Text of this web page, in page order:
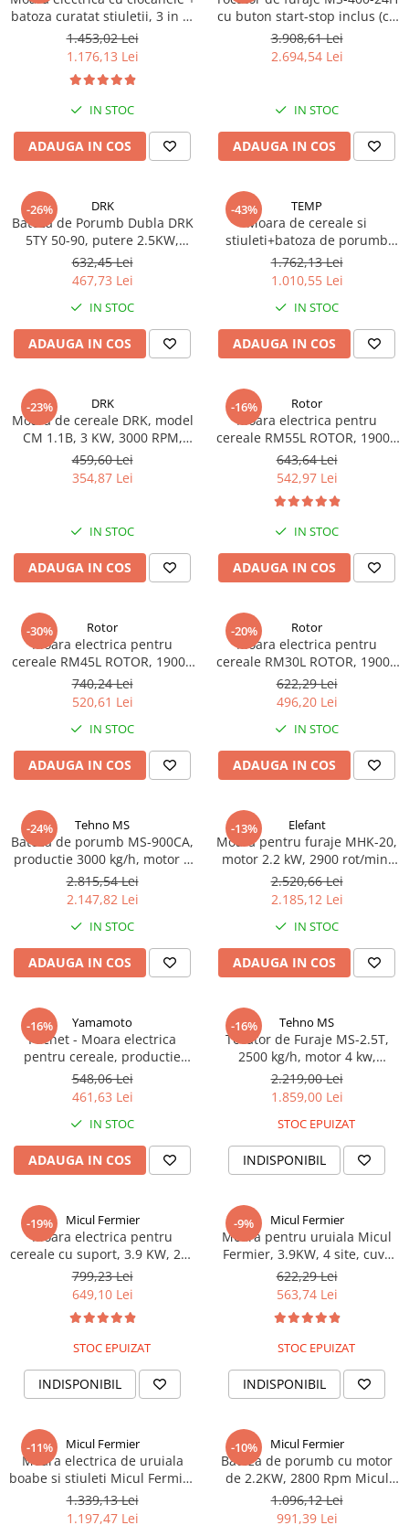
batoza curatat stiuletii, 3 in 1,
Micul Fermier GF-0891-S001-
G01
1.453,02 Lei
1.176,13 Lei
IN STOC
ADAUGA IN COS
cu buton start-stop inclus (cu
motor)
3.908,61 Lei
2.694,54 Lei
IN STOC
ADAUGA IN COS
-26% DRK
Batoza de Porumb Dubla DRK
5TY 50-90, putere 2.5KW,
productie 500kg/h
632,45 Lei
467,73 Lei
IN STOC
ADAUGA IN COS
-43% TEMP
Moara de cereale si
stiuleti+batoza de porumb
TEMP-8, 2500 W, 500 Kg/H
1.762,13 Lei
1.010,55 Lei
IN STOC
ADAUGA IN COS
-23% DRK
Moara de cereale DRK, model
CM 1.1B, 3 KW, 3000 RPM,
300Kg/h
459,60 Lei
354,87 Lei
IN STOC
ADAUGA IN COS
-16% Rotor
Moara electrica pentru
cereale RM55L ROTOR, 19000
rot/min, putere 1500 W,
capacitate 55 L
643,64 Lei
542,97 Lei
IN STOC
ADAUGA IN COS
-30% Rotor
Moara electrica pentru
cereale RM45L ROTOR, 19000
rot/min, putere 1300 W, 45L
740,24 Lei
520,61 Lei
IN STOC
ADAUGA IN COS
-20% Rotor
Moara electrica pentru
cereale RM30L ROTOR, 19000
rot/min, putere 1200 W, 30 L
622,29 Lei
496,20 Lei
IN STOC
ADAUGA IN COS
-24% Tehno MS
Batoza de porumb MS-900CA,
productie 3000 kg/h, motor 3
KW, #45802
2.815,54 Lei
2.147,82 Lei
IN STOC
ADAUGA IN COS
-13% Elefant
Moara pentru furaje MHK-20,
motor 2.2 kW, 2900 rot/min,
productie 600 kg/h, ELEFANT
2.520,66 Lei
2.185,12 Lei
IN STOC
ADAUGA IN COS
-16% Yamamoto
Pachet - Moara electrica
pentru cereale, productie
240kg/h, 3.9 kW, YAMAMOTO
YM3900 + 12 site
548,06 Lei
461,63 Lei
IN STOC
ADAUGA IN COS
-16% Tehno MS
Tocator de Furaje MS-2.5T,
2500 kg/h, motor 4 kw,
Alimentare 220V
2.219,00 Lei
1.859,00 Lei
STOC EPUIZAT
INDISPONIBIL
-19% Micul Fermier
Moara electrica pentru
cereale cu suport, 3.9 KW, 270
kg/ora, cuva mare 10 kg, sac,
20 ciocanele, buton, GF-0063-
S001- G02
799,23 Lei
649,10 Lei
STOC EPUIZAT
INDISPONIBIL
-9% Micul Fermier
Moara pentru uruiala Micul
Fermier, 3.9KW, 4 site, cuva
mare 10 kg, suport metalic
GF-0063-S001-G03
622,29 Lei
563,74 Lei
STOC EPUIZAT
INDISPONIBIL
-11% Micul Fermier
Moara electrica de uruiala
boabe si stiuleti Micul Fermier
Nr. 5 - 3KW 500-600Kg/ora,
GF-0890
1.339,13 Lei
1.197,47 Lei
-10% Micul Fermier
Batoza de porumb cu motor
de 2.2KW, 2800 Rpm Micul
Fermier 1500-2000kg/h, GF-
1140 + GF-1157
1.096,12 Lei
991,39 Lei